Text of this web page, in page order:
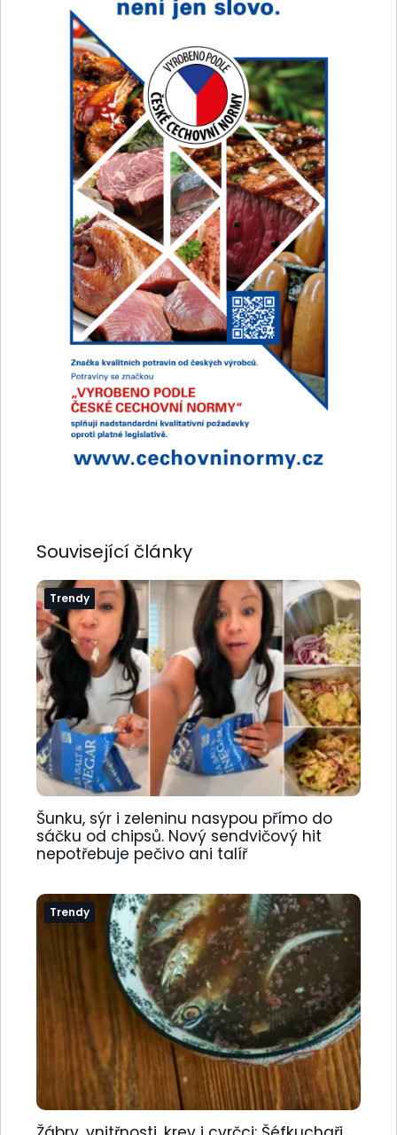
Související články
Trendy
Šunku, sýr i zeleninu nasypou přímo do
sáčku od chipsů. Nový sendvičový hit
nepotřebuje pečivo ani talíř
Trendy